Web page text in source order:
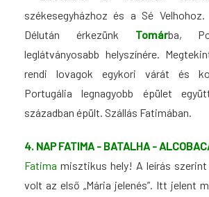
székesegyházhoz és a Sé Velhohoz.
Délután érkezünk Tomárba,
leglátványosabb helyszínére.
rendi lovagok egykori várát és
Portugália legnagyobb épület
században épült. Szállás Fatimában.
4. NAP FATIMA - BATALHA -
Fatima misztikus hely! A leírás szerint
volt az első „Mária jelenés”. Itt jelent